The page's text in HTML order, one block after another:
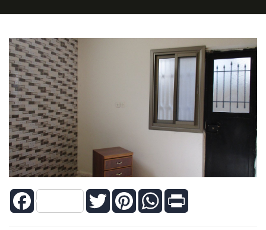
Facebook TwitterPinterestWhatsApp Print